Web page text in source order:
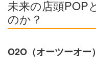
未来の店頭POP
のか？
O2O（オーツーオー